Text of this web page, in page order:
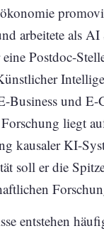
arbeitete als
Postdoc-
Business und
liegt
kausaler KI-
soll er die
entstehen